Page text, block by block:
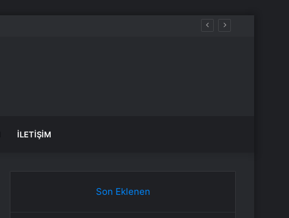
İLETIŞIM
Son Eklenen